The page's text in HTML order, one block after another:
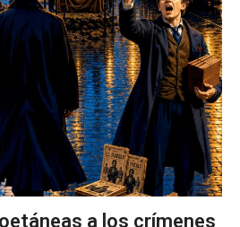
a los crímenes